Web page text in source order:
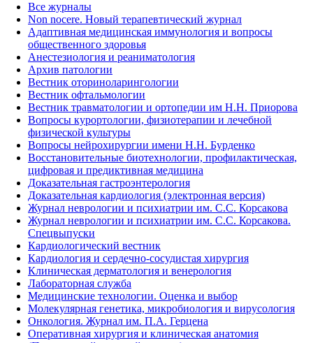
Все журналы
Non nocere. Новый терапевтический журнал
Адаптивная медицинская иммунология и вопросы
общественного здоровья
Анестезиология и реаниматология
Архив патологии
Вестник оториноларингологии
Вестник офтальмологии
Вестник травматологии и ортопедии им Н.Н. Приорова
Вопросы курортологии, физиотерапии и лечебной
физической культуры
Вопросы нейрохирургии имени Н.Н. Бурденко
Восстановительные биотехнологии, профилактическая,
цифровая и предиктивная медицина
Доказательная гастроэнтерология
Доказательная кардиология (электронная версия)
Журнал неврологии и психиатрии им. С.С. Корсакова
Журнал неврологии и психиатрии им. С.С. Корсакова.
Спецвыпуски
Кардиологический вестник
Кардиология и сердечно-сосудистая хирургия
Клиническая дерматология и венерология
Лабораторная служба
Медицинские технологии. Оценка и выбор
Молекулярная генетика, микробиология и вирусология
Онкология. Журнал им. П.А. Герцена
Оперативная хирургия и клиническая анатомия